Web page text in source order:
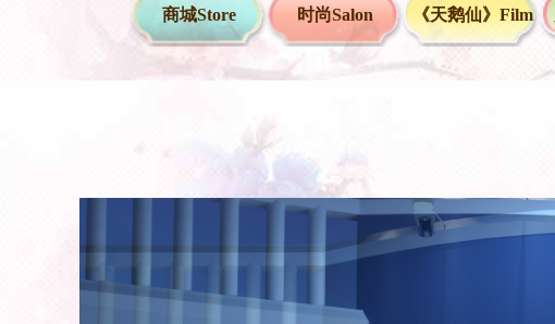
商城Store 《天鹅仙》Film
时尚Salon